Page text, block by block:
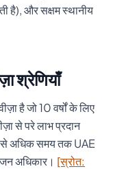
है), और सक्षम स्थानीय
श्रेणियाँ
है जो 10 वर्षों के लिए
से परे लाभ प्रदान
से अधिक समय तक UAE
अधिकार। [स्रोत: